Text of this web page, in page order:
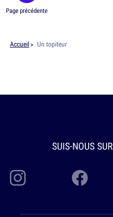
Page précédente
Accueil Un topiteur
SUIS-NOUS SUR